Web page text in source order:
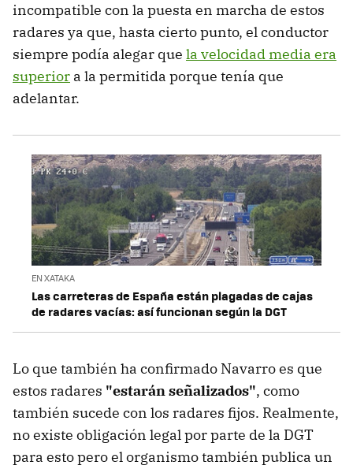
incompatible con la puesta en marcha de estos
radares ya que, hasta cierto punto, el conductor
siempre podía alegar que la velocidad media era
superior a la permitida porque tenía que
adelantar.
EN XATAKA
Las carreteras de España están plagadas de cajas
de radares vacías: así funcionan según la DGT
Lo que también ha confirmado Navarro es que
estos radares "estarán señalizados", como
también sucede con los radares fijos. Realmente,
no existe obligación legal por parte de la DGT
para esto pero el organismo también publica un